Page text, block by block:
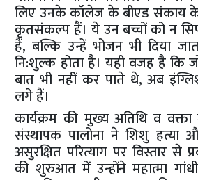
लिए उनके कॉलेज के बीएड संकाय के
कृतसंकल्प हैं। ये उन बच्चों को न
हैं, बल्कि उन्हें भोजन भी दिया
नि:शुल्क होता है। यही वजह है कि
बात भी नहीं कर पाते थे, अब
लगे हैं।
कार्यक्रम की मुख्य अतिथि व
संस्थापक पालोना ने शिशु हत्या
असुरक्षित परित्याग पर विस्तार से
की शुरुआत में उन्होंने महात्मा